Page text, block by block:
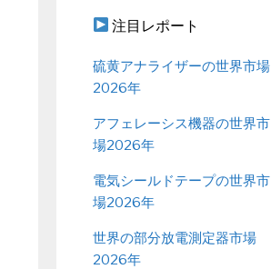
注目レポート
硫黄アナライザーの世界市場
2026年
アフェレーシス機器の世界市
場2026年
電気シールドテープの世界市
場2026年
世界の部分放電測定器市場
2026年